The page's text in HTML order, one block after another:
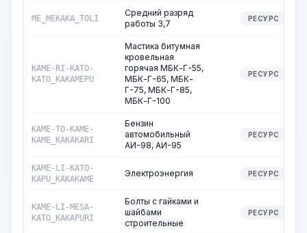
ME_MEKAKA_TOLI
Средний разряд
работы 3,7
РЕСУРС
KAME-RI-KATO-
KATO_KAKAMEPU
Мастика битумная
кровельная
горячая МБК-Г-55,
МБК-Г-65, МБК-
Г-75, МБК-Г-85,
МБК-Г-100
РЕСУРС
KAME-TO-KAME-
KAME_KAKAKARI
Бензин
автомобильный
АИ-98, АИ-95
РЕСУРС
KAME-LI-KATO-
KAPU_KAKAKAME
Электроэнергия РЕСУРС
KAME-LI-MESA-
KATO_KAKAPURI
Болты с гайками и
шайбами
строительные
РЕСУРС